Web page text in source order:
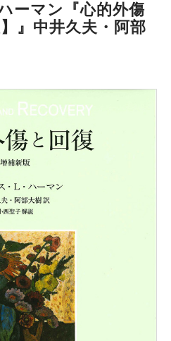
ーマン『心的外傷
』中井久夫・阿部